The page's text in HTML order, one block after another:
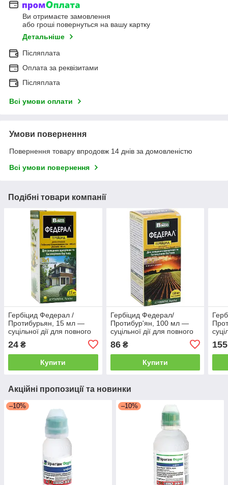
Ви отримаєте замовлення
або гроші повернуться на вашу картку
Детальніше
Післяплата
Оплата за реквізитами
Післяплата
Всі умови оплати
Умови повернення
Повернення товару впродовж 14 днів за домовленістю
Всі умови повернення
Подібні товари компанії
Гербіцид Федерал /
Протибурьян, 15 мл —
суцільної дії для повного
24 ₴
Купити
Гербіцид Федерал/
Протибур'ян, 100 мл —
суцільної дії для повного
86₴
Купити
155
Акційні пропозиції та новинки
–10% –10%